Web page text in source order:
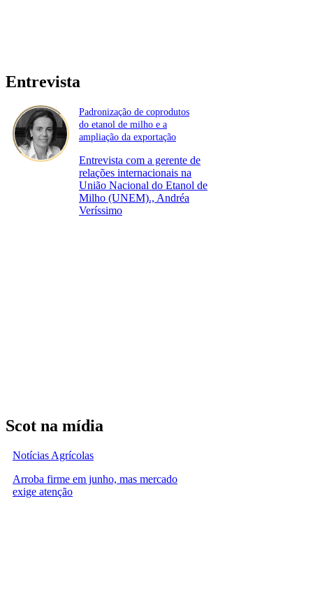
Entrevista
Padronização de coprodutos
do etanol de milho e a
ampliação da exportação
Entrevista com a gerente de
relações internacionais na
União Nacional do Etanol de
Milho (UNEM)., Andréa
Veríssimo
Scot na mídia
Notícias Agrícolas
Arroba firme em junho, mas mercado
exige atenção